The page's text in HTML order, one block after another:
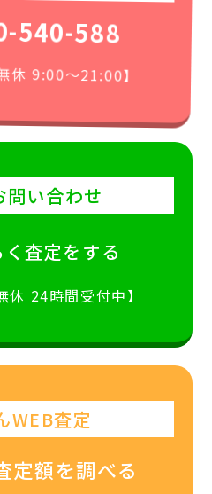
540-588
休 9:00〜21:00】
問い合わせ
く査定をする
休 24時間受付中】
WEB査定
定額を調べる